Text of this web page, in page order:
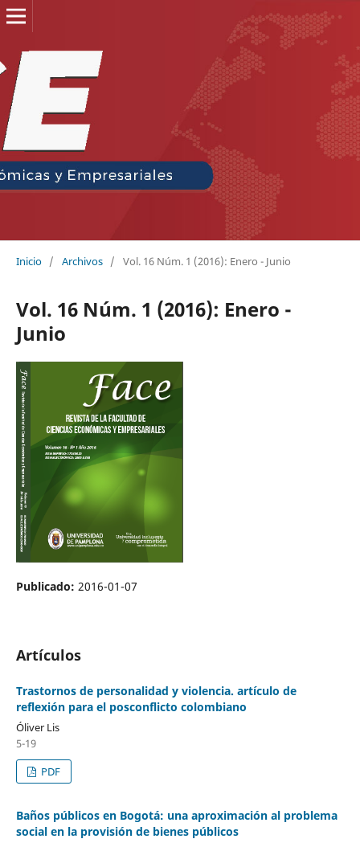
Inicio / Archivos / Vol. 16 Núm. 1 (2016): Enero - Junio
Vol. 16 Núm. 1 (2016): Enero -
Junio
Publicado: 2016-01-07
Artículos
Trastornos de personalidad y violencia. artículo de
reflexión para el posconflicto colombiano
Óliver Lis
5-19
PDF
Baños públicos en Bogotá: una aproximación al problema
social en la provisión de bienes públicos